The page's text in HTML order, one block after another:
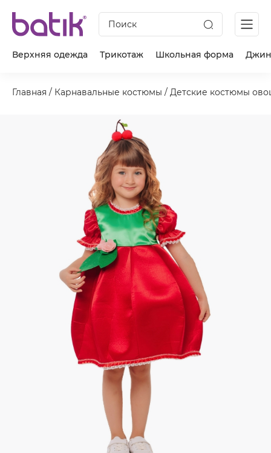
Поиск
Верхняя одежда Трикотаж Школьная форма
Главная / Карнавальные костюмы / Детские костюмы